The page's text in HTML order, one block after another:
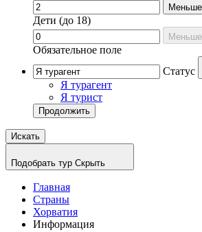
Меньше
Дети (до 18)
Меньше
Обязательное поле
Статус
Я турагент
Я турист
Продолжить
Искать
Подобрать тур Скрыть
Главная
Страны
Хорватия
Информация